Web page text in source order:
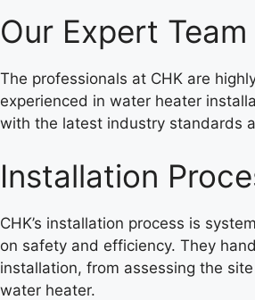
Our Expert Team
The professionals at CHK are
experienced in water heater
with the latest industry standards
Installation
CHK’s installation process is
on safety and efficiency. They
installation, from assessing the
water heater.